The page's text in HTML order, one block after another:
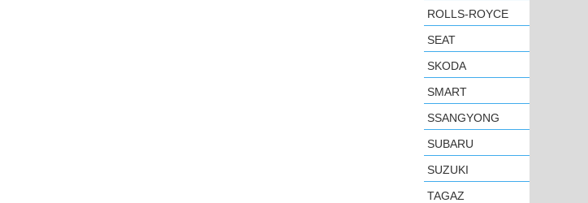
ROLLS-ROYCE
SEAT
SKODA
SMART
SSANGYONG
SUBARU
SUZUKI
TAGAZ